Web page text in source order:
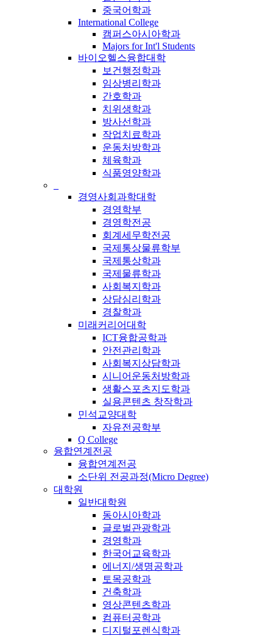
중국어학과
International College
캠퍼스아시아학과
Majors for Int'l Students
바이오헬스융합대학
보건행정학과
임상병리학과
간호학과
치위생학과
방사선학과
작업치료학과
운동처방학과
체육학과
식품영양학과
경영사회과학대학
경영학부
경영학전공
회계세무학전공
국제통상물류학부
국제통상학과
국제물류학과
사회복지학과
상담심리학과
경찰학과
미래커리어대학
ICT융합공학과
안전관리학과
사회복지상담학과
시니어운동처방학과
생활스포츠지도학과
실용콘텐츠 창작학과
민석교양대학
자유전공학부
Q College
융합연계전공
융합연계전공
소단위 전공과정(Micro Degree)
대학원
일반대학원
동아시아학과
글로벌관광학과
경영학과
한국어교육학과
에너지/생명공학과
토목공학과
건축학과
영상콘텐츠학과
컴퓨터공학과
디지털포렌식학과